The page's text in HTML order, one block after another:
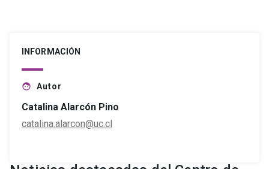
INFORMACIÓN
face Autor
Catalina Alarcón Pino
catalina.alarcon@uc.cl